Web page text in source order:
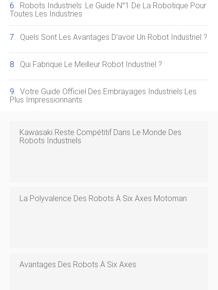
Robots Industriels :le Guide N°1 De La Robotique Pour
Toutes Les Industries
Quels Sont Les Avantages D'avoir Un Robot Industriel ?
Qui Fabrique Le Meilleur Robot Industriel ?
Votre Guide Officiel Des Embrayages Industriels Les
Plus Impressionnants
Kawasaki Reste Compétitif Dans Le Monde Des
Robots Industriels
La Polyvalence Des Robots À Six Axes Motoman
Avantages Des Robots À Six Axes